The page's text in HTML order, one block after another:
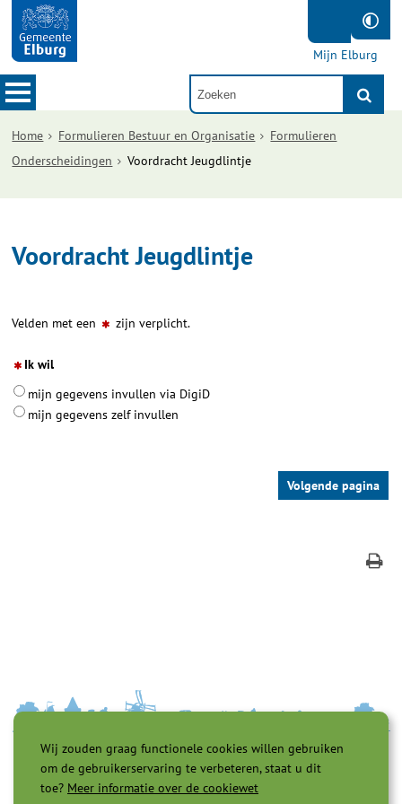
Wij zouden graag functionele cookies willen gebruiken
om de gebruikerservaring te verbeteren, staat u dit
toe? Meer informatie over de cookiewet
Mijn Elburg
Home Formulieren Bestuur en Organisatie
Formulieren
Onderscheidingen
Voordracht Jeugdlintje
Voordracht Jeugdlintje
Velden met een zijn verplicht.
Ik wil
mijn gegevens invullen via DigiD
mijn gegevens zelf invullen